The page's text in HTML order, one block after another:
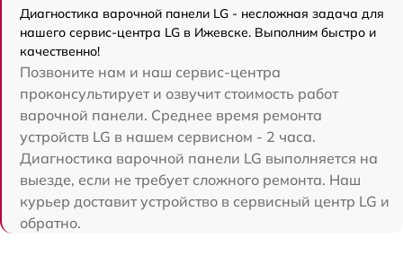
Диагностика варочной панели LG - несложная задача для
нашего сервис-центра LG в Ижевске. Выполним быстро и
качественно!
Позвоните нам и наш сервис-центра
проконсультирует и озвучит стоимость работ
варочной панели. Среднее время ремонта
устройств LG в нашем сервисном - 2 часа.
Диагностика варочной панели LG выполняется на
выезде, если не требует сложного ремонта. Наш
курьер доставит устройство в сервисный центр LG и
обратно.